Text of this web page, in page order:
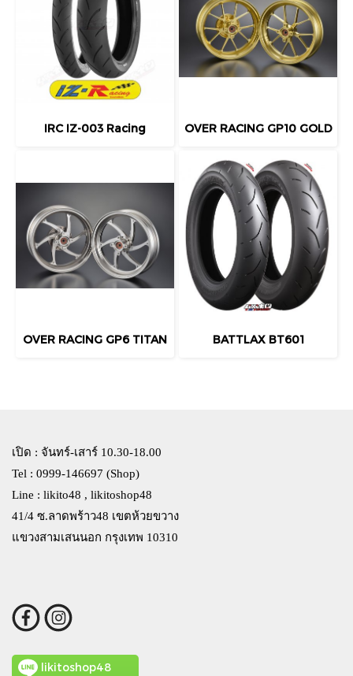
IRC IZ-003 Racing OVER RACING GP10 GOLD
OVER RACING GP6 TITAN BATTLAX BT601
เปิด : จันทร์-เสาร์ 10.30-18.00
Tel : 0999-146697 (Shop)
Line : likito48 , likitoshop48
41/4 ซ.ลาดพร้าว48 เขตห้วยขวาง
แขวงสามเสนนอก กรุงเทพ 10310
likitoshop48